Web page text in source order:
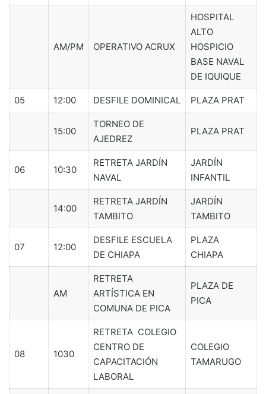
AM/PM OPERATIVO ACRUX
HOSPITAL
ALTO
HOSPICIO
BASE NAVAL
DE IQUIQUE
05 12:00 DESFILE DOMINICAL PLAZA PRAT
15:00
TORNEO DE
AJEDREZ
PLAZA PRAT
06 10:30
RETRETA JARDÍN
NAVAL
JARDÍN
INFANTIL
14:00
RETRETA JARDÍN
TAMBITO
JARDÍN
TAMBITO
07 12:00
DESFILE ESCUELA
DE CHIAPA
PLAZA
CHIAPA
AM
RETRETA
ARTÍSTICA EN
COMUNA DE PICA
PLAZA DE
PICA
08 1030
RETRETA COLEGIO
CENTRO DE
CAPACITACIÓN
LABORAL
COLEGIO
TAMARUGO